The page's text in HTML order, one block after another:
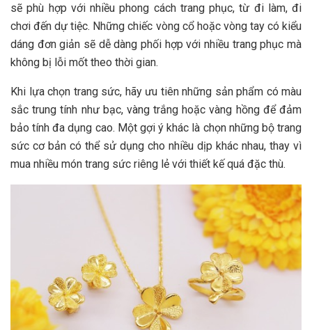
sẽ phù hợp với nhiều phong cách trang phục, từ đi làm, đi
chơi đến dự tiệc. Những chiếc vòng cổ hoặc vòng tay có kiểu
dáng đơn giản sẽ dễ dàng phối hợp với nhiều trang phục mà
không bị lỗi mốt theo thời gian.
Khi lựa chọn trang sức, hãy ưu tiên những sản phẩm có màu
sắc trung tính như bạc, vàng trắng hoặc vàng hồng để đảm
bảo tính đa dụng cao. Một gợi ý khác là chọn những bộ trang
sức cơ bản có thể sử dụng cho nhiều dịp khác nhau, thay vì
mua nhiều món trang sức riêng lẻ với thiết kế quá đặc thù.